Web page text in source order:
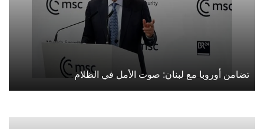
تضامن أوروبا مع لبنان: صوت الأمل في الظلام